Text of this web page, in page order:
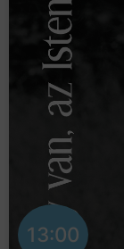
13:00